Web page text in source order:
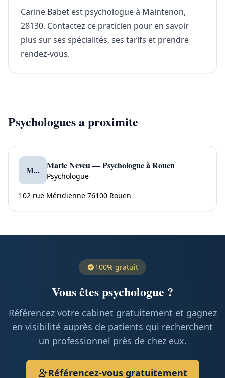
Carine Babet est psychologue à Maintenon,
28130. Contactez ce praticien pour en savoir
plus sur ses spécialités, ses tarifs et prendre
rendez-vous.
Psychologues a proximite
M... Marie Neveu — Psychologue à Rouen
Psychologue
102 rue Méridienne 76100 Rouen
100% gratuit
Vous êtes psychologue ?
Référencez votre cabinet gratuitement et gagnez
en visibilité auprès de patients qui recherchent
un professionnel près de chez eux.
Référencez-vous gratuitement